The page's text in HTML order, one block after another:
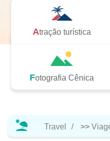
Atração turística
Fotografia Cênica
Travel >>